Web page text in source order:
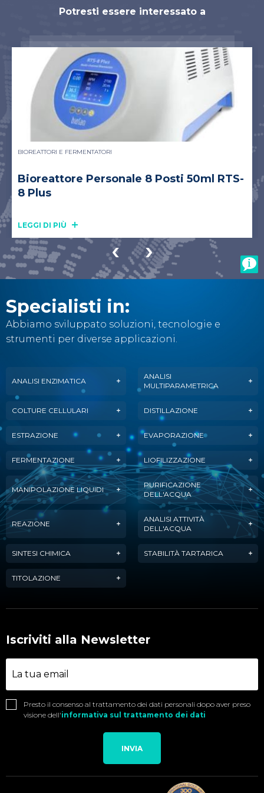
Potresti essere interessato a
BIOREATTORI E FERMENTATORI
Bioreattore Personale 8 Posti 50ml RTS-
8 Plus
LEGGI DI PIÙ
Specialisti in:
Abbiamo sviluppato soluzioni, tecnologie e
strumenti per diverse applicazioni.
ANALISI ENZIMATICA
ANALISI
MULTIPARAMETRICA
COLTURE CELLULARI DISTILLAZIONE
ESTRAZIONE EVAPORAZIONE
FERMENTAZIONE LIOFILIZZAZIONE
MANIPOLAZIONE LIQUIDI
PURIFICAZIONE
DELL'ACQUA
REAZIONE
ANALISI ATTIVITÀ
DELL'ACQUA
SINTESI CHIMICA STABILITÀ TARTARICA
TITOLAZIONE
Iscriviti alla Newsletter
Presto il consenso al trattamento dei dati personali dopo aver preso
visione dell'informativa sul trattamento dei dati
INVIA